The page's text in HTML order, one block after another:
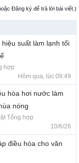
Đăng ký để trả lời bài viết.)
suất làm lạnh tối
hợp
Hôm qua, lúc 09:49
hòa hơi nước làm
nóng
Tổng hợp
10/6/26
điều hòa cho văn